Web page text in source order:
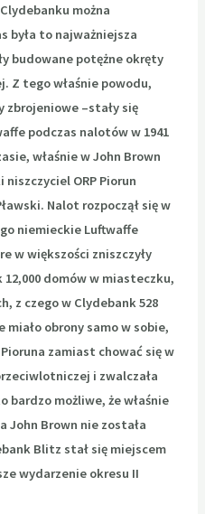
Clydebanku można
była to najważniejsza
budowane potężne okręty
Z tego właśnie powodu,
zbrojeniowe –stały się
podczas nalotów w 1941
właśnie w John Brown
niszczyciel ORP Piorun
Nalot rozpoczął się w
niemieckie Luftwaffe
w większości zniszczyły
12,000 domów w miasteczku,
z czego w Clydebank 528
miało obrony samo w sobie,
Pioruna zamiast chować się w
i zwalczała
bardzo możliwe, że właśnie
John Brown nie została
Blitz stał się miejscem
wydarzenie okresu II